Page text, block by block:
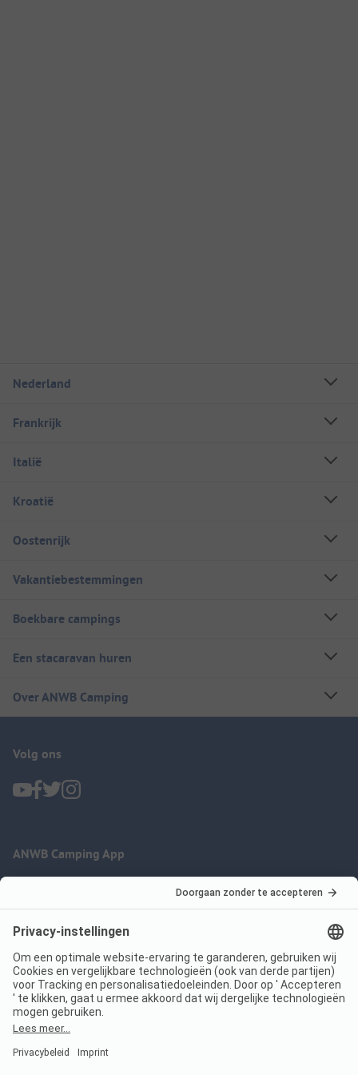
Nederland
Frankrijk
Italië
Kroatië
Oostenrijk
Vakantiebestemmingen
Boekbare campings
Een stacaravan huren
Over ANWB Camping
Volg ons
ANWB Camping App
Imprint
Jouw privacy
Voorwaarden
Wet digitale diensten